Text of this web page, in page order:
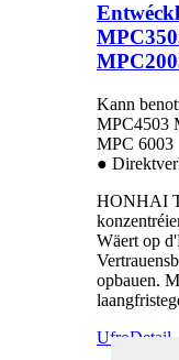
Kann
MPC4503
MPC 6003
●
HONHAI
Wäert op
opbauen.
UfroDetail